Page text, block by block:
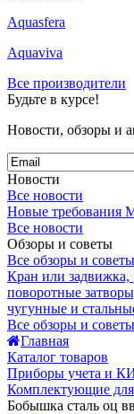
Aquasfera
Aquaviva
Все производители
Будьте в курсе!
Новости, обзоры и
Новости
Все новости
Новые требования
Все новости
Обзоры и советы
Все обзоры и советы
Кран или
поворотные
чугунные и
Все обзоры и советы
Главная
Каталог товаров
Приборы учета и
Комплектующие
Бобышка сталь оц